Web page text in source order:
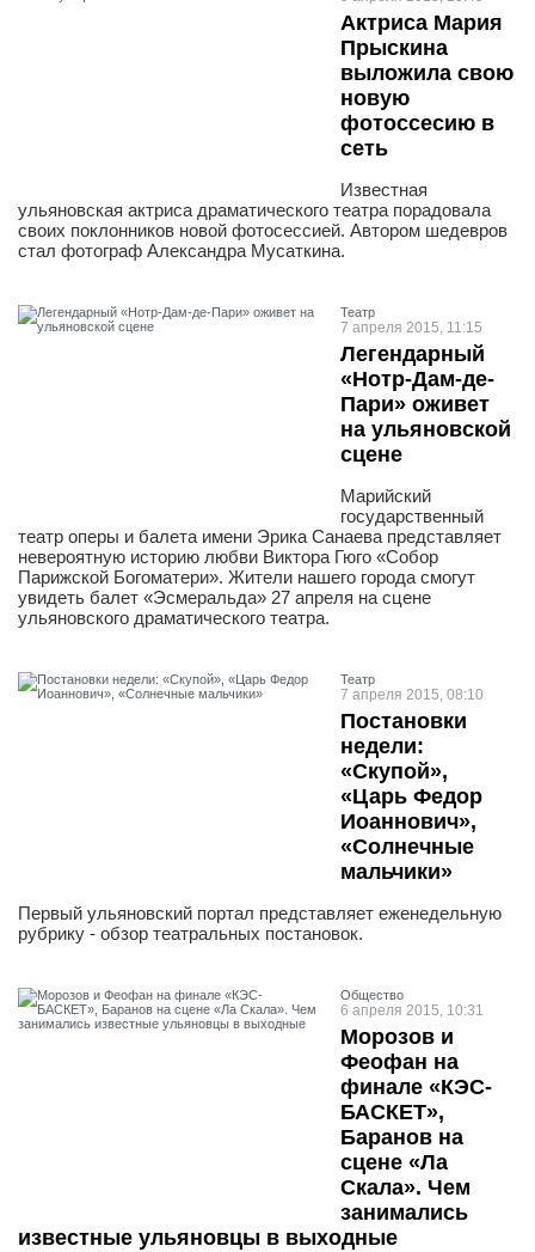
Актриса Мария
Прыскина
выложила свою
новую
фотоссесию в
сеть
Известная
ульяновская актриса драматического театра порадовала
своих поклонников новой фотосессией. Автором шедевров
стал фотограф Александра Мусаткина.
Театр
7 апреля 2015, 11:15
Легендарный
«Нотр-Дам-де-
Пари» оживет
на ульяновской
сцене
Марийский
государственный
театр оперы и балета имени Эрика Санаева представляет
невероятную историю любви Виктора Гюго «Собор
Парижской Богоматери». Жители нашего города смогут
увидеть балет «Эсмеральда» 27 апреля на сцене
ульяновского драматического театра.
Театр
7 апреля 2015, 08:10
Постановки
недели:
«Скупой»,
«Царь Федор
Иоаннович»,
«Солнечные
мальчики»
Первый ульяновский портал представляет еженедельную
рубрику - обзор театральных постановок.
Общество
6 апреля 2015, 10:31
Морозов и
Феофан на
финале «КЭС-
БАСКЕТ»,
Баранов на
сцене «Ла
Скала». Чем
занимались
известные ульяновцы в выходные